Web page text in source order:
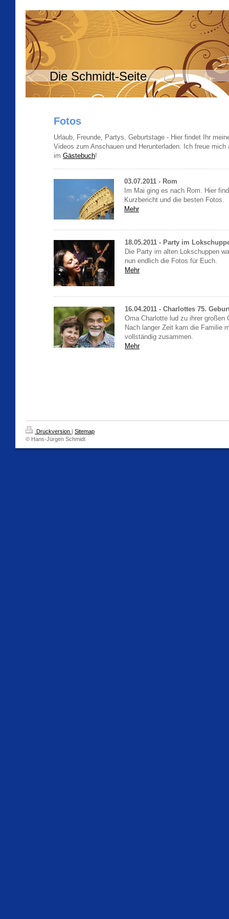
Die Schmidt-Seite
Fotos
Urlaub, Freunde, Partys, Geburtstage - Hier findet Ihr
Videos zum Anschauen und Herunterladen. Ich freue mich
im Gästebuch!
03.07.2011 - Rom
Im Mai ging es nach Rom. Hier
Kurzbericht und die besten Fotos.
Mehr
18.05.2011 - Party im
Die Party im alten Lokschuppen
nun endlich die Fotos für Euch.
Mehr
16.04.2011 - Charlottes 75.
Oma Charlotte lud zu ihrer großen
Nach langer Zeit kam die Familie
vollständig zusammen.
Mehr
Druckversion | Sitemap
© Hans-Jürgen Schmidt